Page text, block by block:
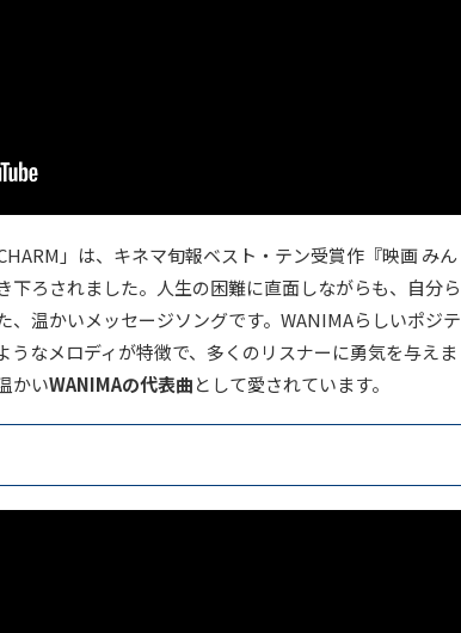
」は、キネマ旬報ベスト・テン受賞作『映画 みん
下ろされました。人生の困難に直面しながらも、自分ら
、温かいメッセージソングです。WANIMAらしいポジテ
うなメロディが特徴で、多くのリスナーに勇気を与えま
かいWANIMAの代表曲として愛されています。